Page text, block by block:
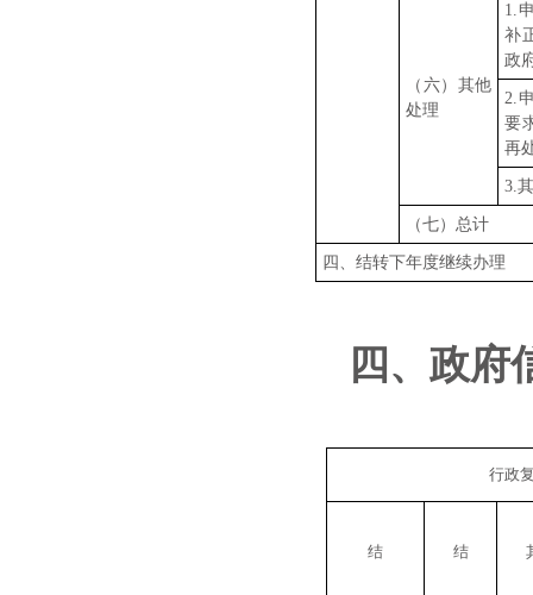
（六）其他
处理
1.
补
政
2.
要
再
3.
（七）总计
四、结转下年度继续办理
四、 政府
行政
结 结